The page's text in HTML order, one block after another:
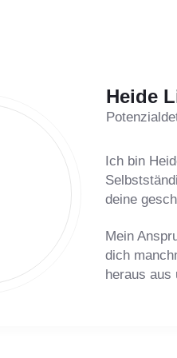
Heide
Pot
Ich bin
deine
Mein
dich
heraus aus